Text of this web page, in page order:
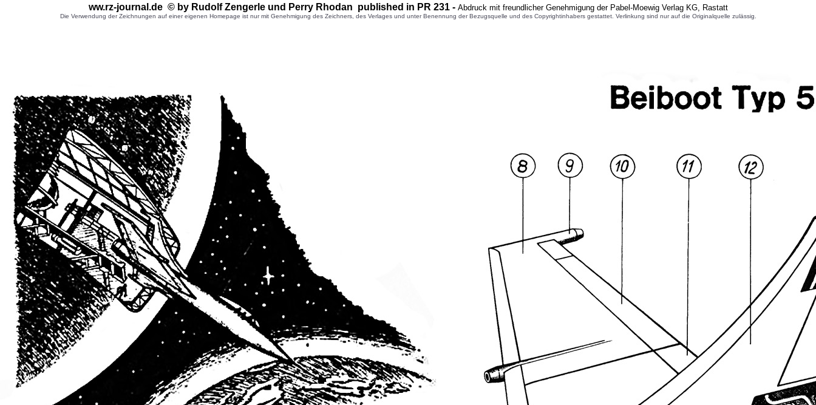
ww.rz-journal.de © by Rudolf Zengerle und Perry Rhodan published in PR 231 - Abdruck mit freundlicher Genehmigung der Pabel-Moewig Verlag KG, Rastatt
Die Verwendung der Zeichnungen auf einer eigenen Homepage ist nur mit Genehmigung des Zeichners, des Verlages und unter Benennung der Bezugsquelle und des Copyrightinhabers gestattet. Verlinkung sind nur auf die Originalquelle zulässig.